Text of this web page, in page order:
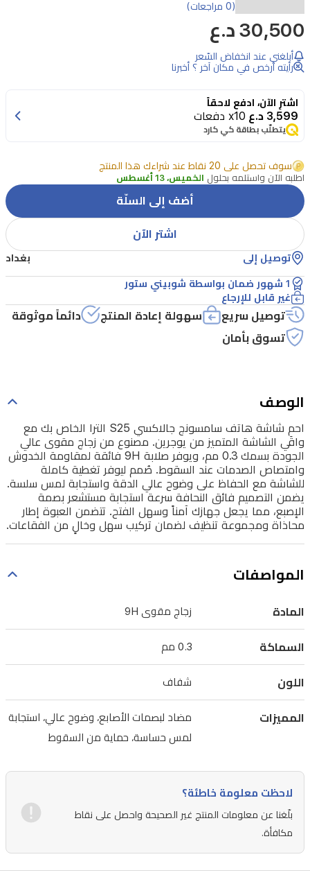
شاشة
هاتف
سامسونج
S25
الترا
بك
مع
واقي
الشاشة
المتميز
من
يوجرين.
مصنوع
من
زجاج
الجودة
بسمك
0.3
مم،
ويوفر
صلابة
9H
فائقة
الخدوش
وامتصاص
الصدمات
عند
السقوط.
صُمم
للشاشة
مع
الحفاظ
على
وضوح
(0 مراجعات)
30,500 د.ع
أبلغني عند انخفاض السّعر
رأيته أرخص في مكان آخر ؟ أخبرنا
اشترِ الآن، ادفع لاحقاً
3,599 د.ع x10 دفعات
يتطلّب بطاقة كي كارد
سوف تحصل على 20 نقاط عند شراءك هذا المنتج
اطلبه الآن واستلمه بحلول الخميس، 13 أغسطس
أضف إلى السلّة
اشتر الآن
توصيل إلى بغداد
1 شهور ضمان بواسطة شوبيني ستور
غير قابل للإرجاع
توصيل سريع سهولة إعادة المنتج
دائماً موثوقة
تسوق بأمان
الوصف
احمِ شاشة هاتف سامسونج جالاكسي S25 الترا الخاص بك مع
واقي الشاشة المتميز من يوجرين. مصنوع من زجاج مقوى عالي
الجودة بسمك 0.3 مم، ويوفر صلابة 9H فائقة لمقاومة الخدوش
وامتصاص الصدمات عند السقوط. صُمم ليوفر تغطية كاملة
للشاشة مع الحفاظ على وضوح عالي الدقة واستجابة لمس سلسة.
يضمن التصميم فائق النحافة سرعة استجابة مستشعر بصمة
الإصبع، مما يجعل جهازك آمناً وسهل الفتح. تتضمن العبوة إطار
محاذاة ومجموعة تنظيف لضمان تركيب سهل وخالٍ من الفقاعات.
المواصفات
المادة زجاج مقوى 9H
السماكة 0.3 مم
اللون شفاف
المميزات
مضاد لبصمات الأصابع، وضوح عالي، استجابة
لمس حساسة، حماية من السقوط
لاحظت معلومة خاطئة؟
بلّغنا عن معلومات المنتج غير الصحيحة واحصل على نقاط
مكافأة.